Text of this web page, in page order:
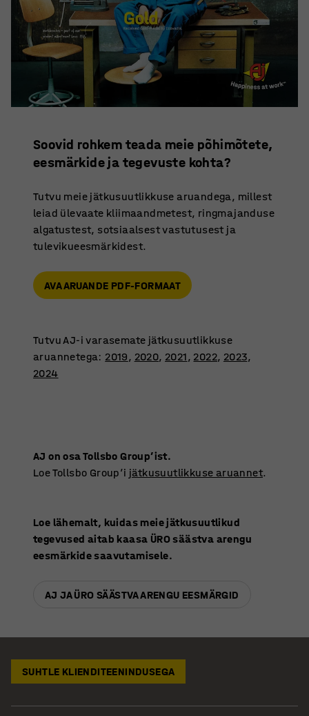
Soovid rohkem teada meie põhimõtete,
eesmärkide ja tegevuste kohta?
Tutvu meie jätkusuutlikkuse aruandega, millest
leiad ülevaate kliimaandmetest, ringmajanduse
algatustest, sotsiaalsest vastutusest ja
tulevikueesmärkidest.
AVA ARUANDE PDF-FORMAAT
Tutvu AJ-i varasemate jätkusuutlikkuse
aruannetega: 2019, 2020, 2021, 2022, 2023,
2024
AJ on osa Tollsbo Group’ist.
Loe Tollsbo Group’i jätkusuutlikkuse aruannet.
Loe lähemalt, kuidas meie jätkusuutlikud
tegevused aitab kaasa ÜRO säästva arengu
eesmärkide saavutamisele.
AJ JA ÜRO SÄÄSTVA ARENGU EESMÄRGID
SUHTLE KLIENDITEENINDUSEGA